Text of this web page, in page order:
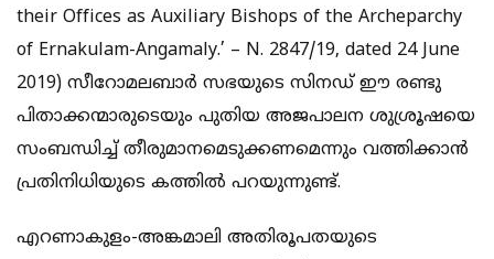
their Offices as Auxiliary Bishops of the Archeparchy
of Ernakulam-Angamaly.’ – N. 2847/19, dated 24 June
2019) സീറോമലബാര്‍ സഭയുടെ സിനഡ് ഈ രണ്ടു
പിതാക്കന്മാരുടെയും പുതിയ അജപാലന ശുശ്രൂഷയെ
സംബന്ധിച്ച് തീരുമാനമെടുക്കണമെന്നും വത്തിക്കാന്‍
പ്രതിനിധിയുടെ കത്തില്‍ പറയുന്നുണ്ട്.
എറണാകുളം-അങ്കമാലി അതിരൂപതയുടെ